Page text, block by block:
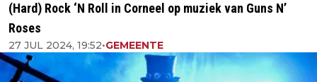
(Hard) Rock ‘N Roll in Corneel op muziek van Guns N’
Roses
27 JUL 2024, 19:52•GEMEENTE